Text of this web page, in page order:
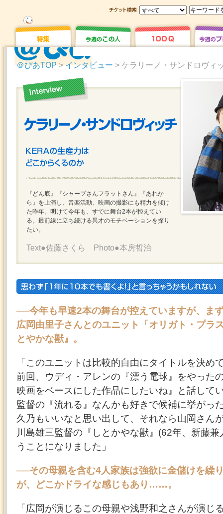
＠ぴあTOP>インタビュー > ケラリーノ・サンドロヴィ
『どん底』『シャープさんフラットさん』『あれか
ら』を上演し、音楽活動、映画の撮影にも精力を傾け
た昨年。明けて今年も、すでに舞台2本が控えてい
る。最前線に立ち続ける異才のモチベーションを探り
たい。
Text●佐藤さくら Photo●本房哲治
──今年も早速2本の舞台が控えていますが、ま
広岡由里子さんとのユニット「オリガト・プラ
とやかな獣』。
「このユニットは比較的自由にタイトルを決め
前回、ウディ・アレンの『漂う電球』をやった
映画をベースにした作品にしたいね』と話して
監督の『流れる』なんかも好きで候補に挙がっ
久乃もいいなと思い出して、それなら山岡さん
川島雄三監督の『しとかやな獣』(62年、新藤
うことになりました」
──その母親を含む4人家族は強欲に金儲けを繰
が、どこかドライな感じもあり……。
「広岡が演じるこの母親や浅野和之さんが演じ